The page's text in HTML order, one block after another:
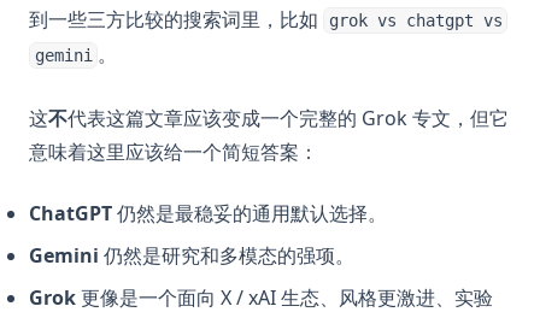
到一些三方比较的搜索词里，比如
grok vs chatgpt vs
gemini 。
这不代表这篇文章应该变成一个完整的 Grok 专文，但它
意味着这里应该给一个简短答案：
ChatGPT仍然是最稳妥的通用默认选择。
Gemini 仍然是研究和多模态的强项。
Grok更像是一个面向 X / xAI 生态、风格更激进、实验